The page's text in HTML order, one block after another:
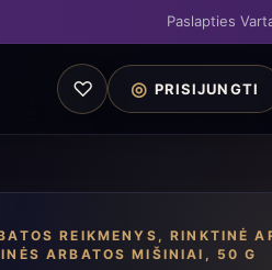
Paslapties
♡ ◎ PRISIJUNGTI
REIKMENYS ,RINKTINĖ
ARBATOS MIŠINIAI, 50 G